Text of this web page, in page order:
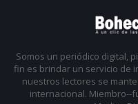
Somos un periódico digital,
fin es brindar un servicio de
nuestros lectores se
internacional. Miembro--